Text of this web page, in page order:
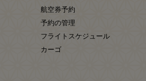
航空券予約
予約の管理
フライトスケジュール
カーゴ